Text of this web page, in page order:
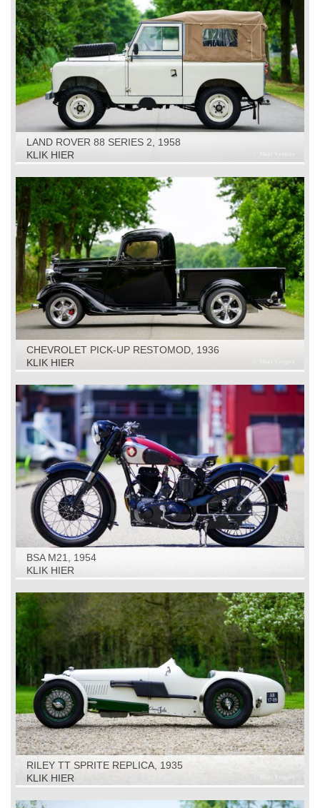
LAND ROVER 88 SERIES 2, 1958
KLIK HIER
CHEVROLET PICK-UP RESTOMOD, 1936
KLIK HIER
BSA M21, 1954
KLIK HIER
RILEY TT SPRITE REPLICA, 1935
KLIK HIER